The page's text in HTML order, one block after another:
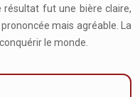
résultat fut une bière claire,
mais agréable. La
le monde.